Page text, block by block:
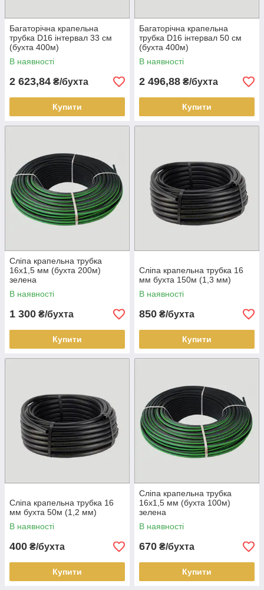
Багаторічна крапельна
трубка D16 інтервал 33 см
(бухта 400м)
В наявності
2 623,84 ₴/бухта
Купити
Багаторічна крапельна
трубка D16 інтервал 50 см
(бухта 400м)
В наявності
2 496,88 ₴/бухта
Купити
Сліпа крапельна трубка
16х1,5 мм (бухта 200м)
зелена
В наявності
1 300 ₴/бухта
Купити
Сліпа крапельна трубка 16
мм бухта 150м (1,3 мм)
В наявності
850 ₴/бухта
Купити
Сліпа крапельна трубка 16
мм бухта 50м (1,2 мм)
В наявності
400 ₴/бухта
Купити
Сліпа крапельна трубка
16х1,5 мм (бухта 100м)
зелена
В наявності
670 ₴/бухта
Купити